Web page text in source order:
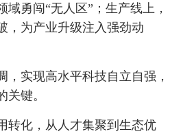
勇闯“无人区”；生产线上，
，为产业升级注入强劲动
，实现高水平科技自立自强，
关键。
转化，从人才集聚到生态优